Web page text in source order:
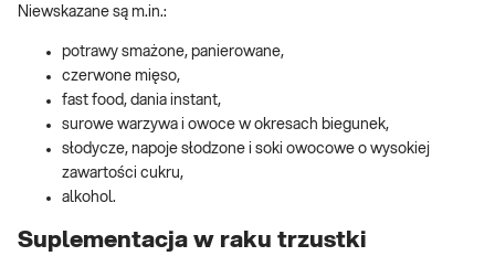
Niewskazane są m.in.:
potrawy smażone, panierowane,
czerwone mięso,
fast food, dania instant,
surowe warzywa i owoce w okresach biegunek,
słodycze, napoje słodzone i soki owocowe o wysokiej
zawartości cukru,
alkohol.
Suplementacja w raku trzustki